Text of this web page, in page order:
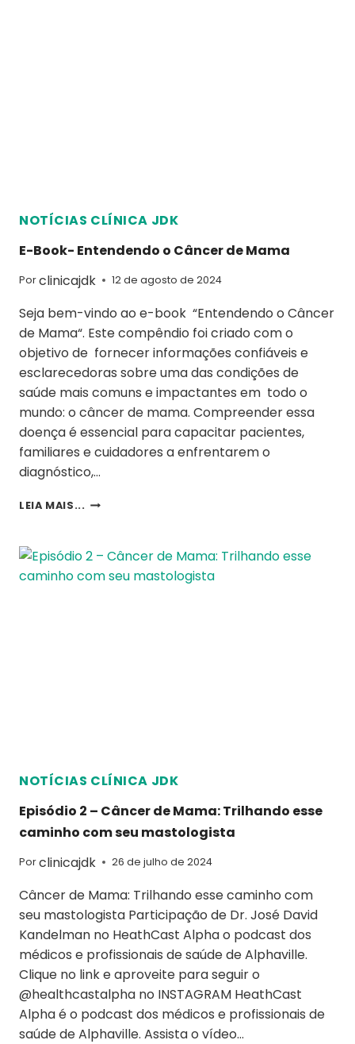
NOTÍCIAS CLÍNICA JDK
E-Book- Entendendo o Câncer de Mama
Porclinicajdk 12 de agosto de 2024
Seja bem-vindo ao e-book “Entendendo o Câncer
de Mama“. Este compêndio foi criado com o
objetivo de fornecer informações confiáveis e
esclarecedoras sobre uma das condições de
saúde mais comuns e impactantes em todo o
mundo: o câncer de mama. Compreender essa
doença é essencial para capacitar pacientes,
familiares e cuidadores a enfrentarem o
diagnóstico,…
LEIA MAIS...
NOTÍCIAS CLÍNICA JDK
Episódio 2 – Câncer de Mama: Trilhando esse
caminho com seu mastologista
Porclinicajdk 26 de julho de 2024
Câncer de Mama: Trilhando esse caminho com
seu mastologista Participação de Dr. José David
Kandelman no HeathCast Alpha o podcast dos
médicos e profissionais de saúde de Alphaville.
Clique no link e aproveite para seguir o
@healthcastalpha no INSTAGRAM HeathCast
Alpha é o podcast dos médicos e profissionais de
saúde de Alphaville. Assista o vídeo…